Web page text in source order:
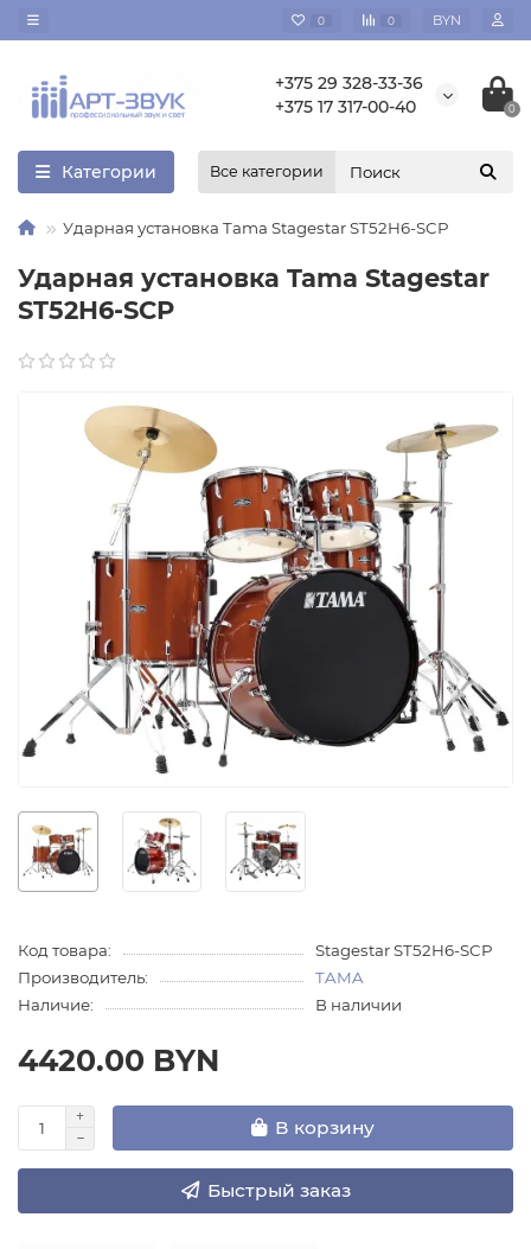
0 0 BYN
+375 29 328-33-36
+375 17 317-00-40
0
Категории Все категории
Ударная установка Tama Stagestar ST52H6-SCP
Ударная установка Tama Stagestar
ST52H6-SCP
Код товара:
Stagestar ST52H6-SCP
Производитель:
TAMA
Наличие:
В наличии
4420.00 BYN
В корзину
Быстрый заказ